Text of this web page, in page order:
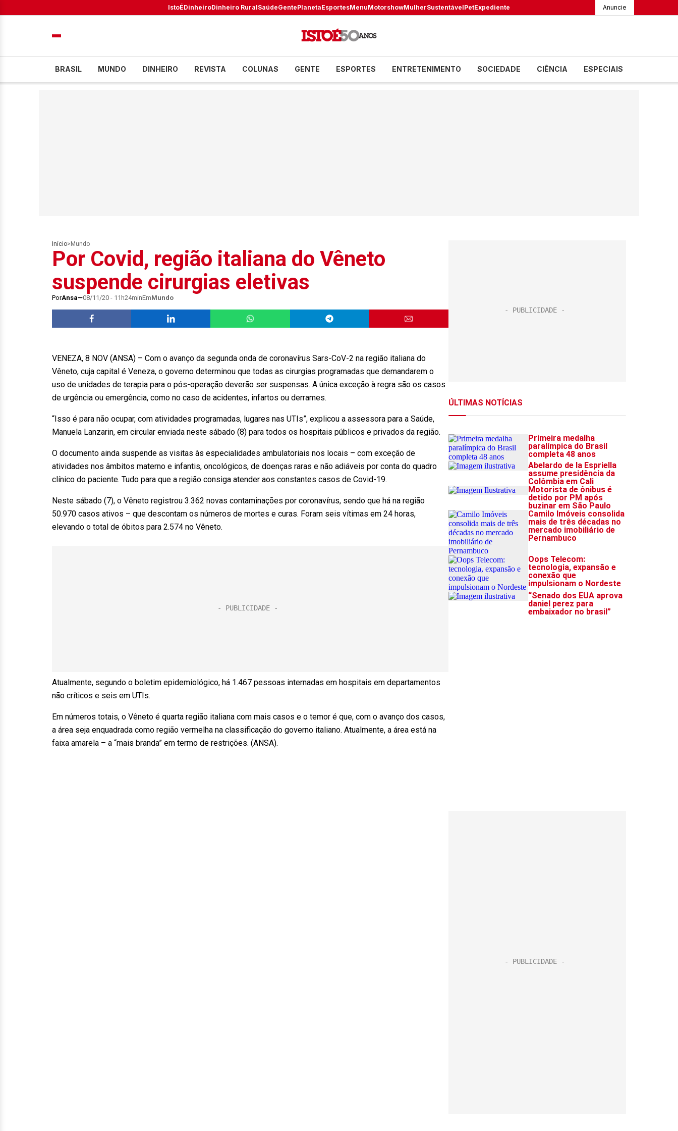
IstoÉDinheiroDinheiro RuralSaúdeGentePlanetaEsportesMenuMotorshowMulherSustentávelPetExpediente Anuncie
BRASIL MUNDO DINHEIRO REVISTA COLUNAS GENTE ESPORTES ENTRETENIMENTO SOCIEDADE CIÊNCIA ESPECIAIS
Início> Mundo
Por Covid, região italiana do Vêneto
suspende cirurgias eletivas
PorAnsa 08/11/20 - 11h24minEmMundo
VENEZA, 8 NOV (ANSA) – Com o avanço da segunda onda de coronavírus Sars-CoV-2 na região italiana do
Vêneto, cuja capital é Veneza, o governo determinou que todas as cirurgias programadas que demandarem o
uso de unidades de terapia para o pós-operação deverão ser suspensas. A única exceção à regra são os casos
de urgência ou emergência, como no caso de acidentes, infartos ou derrames.
“Isso é para não ocupar, com atividades programadas, lugares nas UTIs”, explicou a assessora para a Saúde,
Manuela Lanzarin, em circular enviada neste sábado (8) para todos os hospitais públicos e privados da região.
O documento ainda suspende as visitas às especialidades ambulatoriais nos locais – com exceção de
atividades nos âmbitos materno e infantis, oncológicos, de doenças raras e não adiáveis por conta do quadro
clínico do paciente. Tudo para que a região consiga atender aos constantes casos de Covid-19.
Neste sábado (7), o Vêneto registrou 3.362 novas contaminações por coronavírus, sendo que há na região
50.970 casos ativos – que descontam os números de mortes e curas. Foram seis vítimas em 24 horas,
elevando o total de óbitos para 2.574 no Vêneto.
Atualmente, segundo o boletim epidemiológico, há 1.467 pessoas internadas em hospitais em departamentos
não críticos e seis em UTIs.
Em números totais, o Vêneto é quarta região italiana com mais casos e o temor é que, com o avanço dos casos,
a área seja enquadrada como região vermelha na classificação do governo italiano. Atualmente, a área está na
faixa amarela – a “mais branda” em termo de restrições. (ANSA).